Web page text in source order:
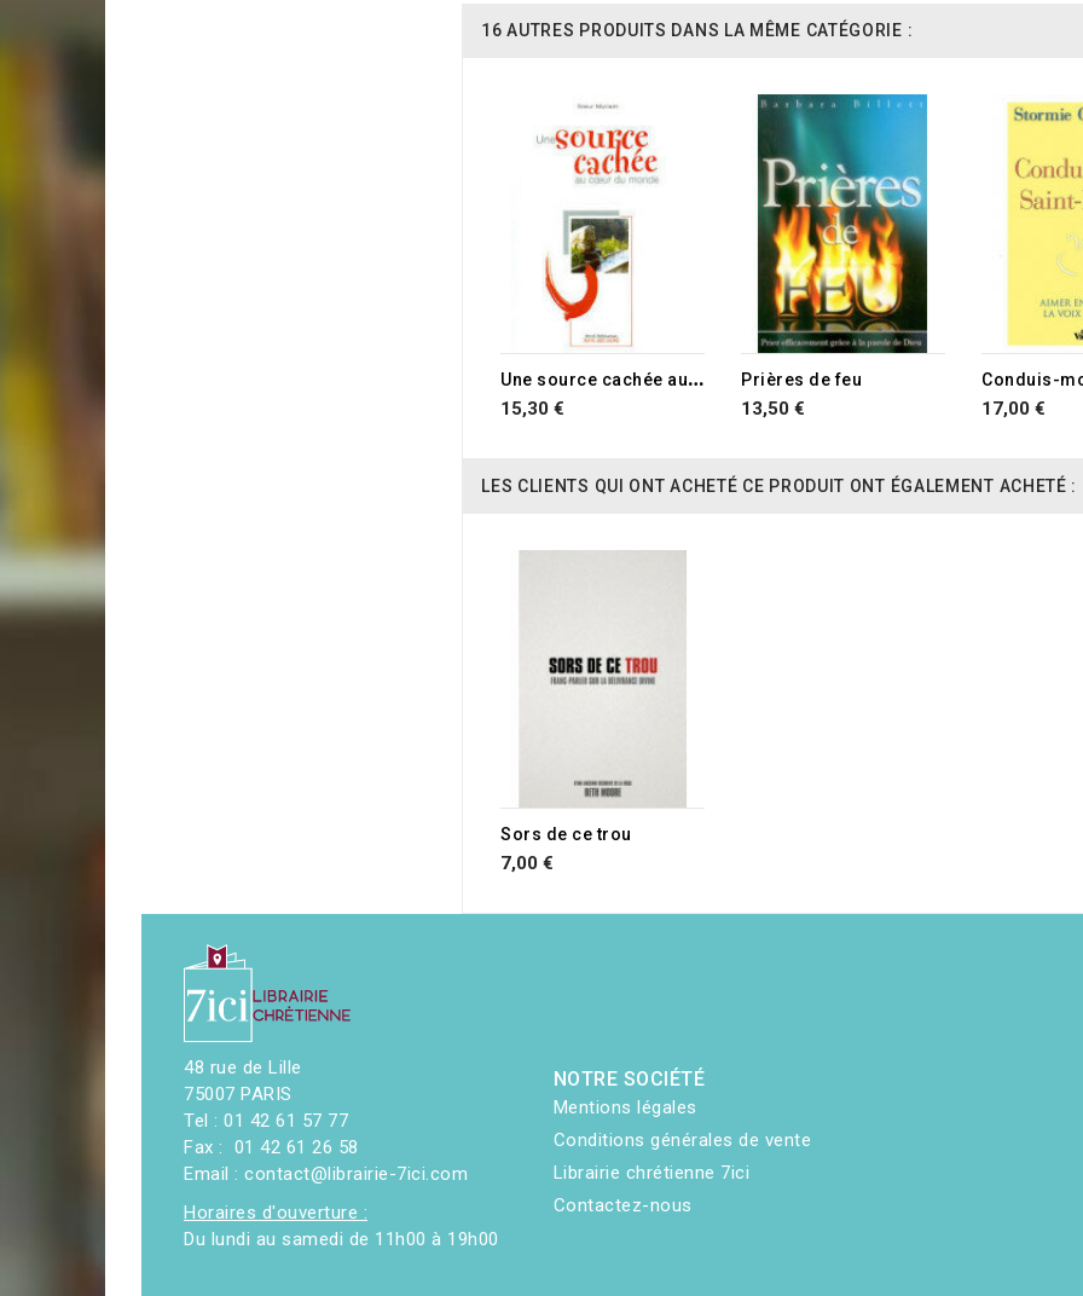
16 AUTRES PRODUITS DANS LA MÊME CATÉGORIE :
U
ne source cachée au coeur du monde
15,30 €
Prières de feu
13,50 € 17,00 €
LES CLIENTS QUI ONT ACHETÉ CE PRODUIT ONT ÉGALEMENT ACHETÉ :
Sors de ce trou
7,00 €
48 rue de Lille
75007 PARIS
Tel : 01 42 61 57 77
Fax : 01 42 61 26 58
Email : contact@librairie-7ici.com
Horaires d'ouverture :
Du lundi au samedi de 11h00 à 19h00
NOTRE SOCIÉTÉ
Mentions légales
Conditions générales de vente
Librairie chrétienne 7ici
Contactez-nous